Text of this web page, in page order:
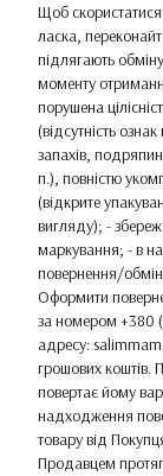
Щоб
ласка,
підлягають
моменту
порушена
(відсутність
запахів,
п.), повністю
(відкрите
вигляду); -
маркування; - в
повернення/
Оформити
за номером +380
адресу:
грошових коштів.
повертає йому
надходження
товару від
Продавцем